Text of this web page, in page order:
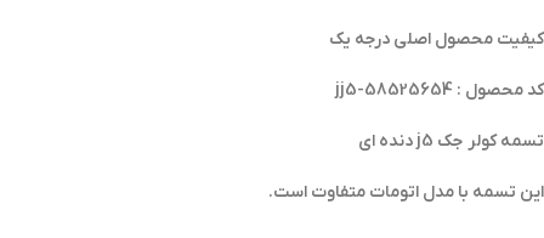
کیفیت محصول اصلی درجه یک
کد محصول : jj5-58525654
تسمه کولر جک j5 دنده ای
این تسمه با مدل اتومات متفاوت است.